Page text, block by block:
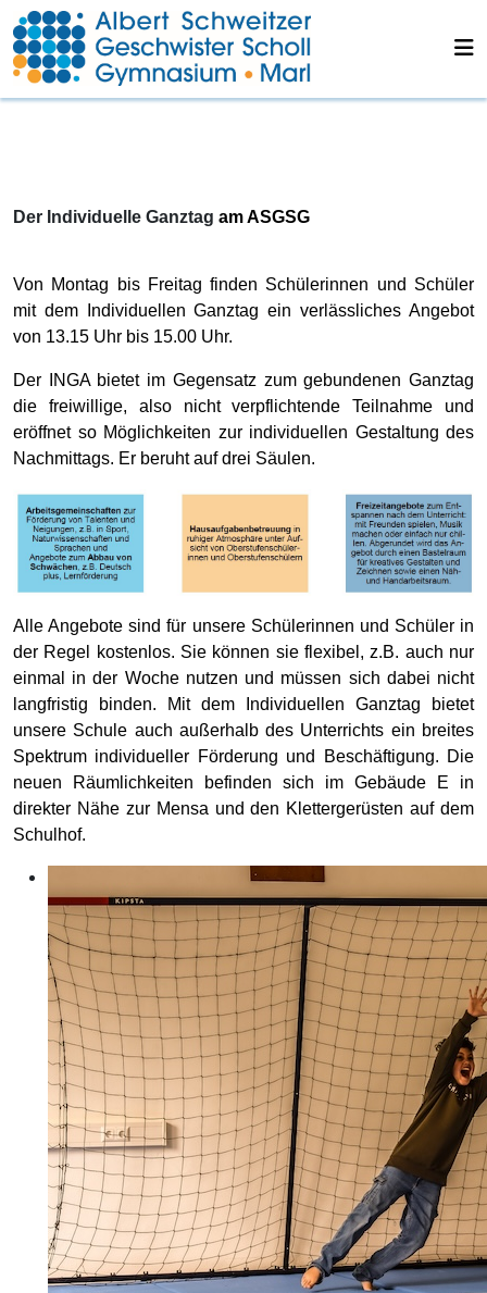
Der Individuelle Ganztag am ASGSG
Von Montag bis Freitag finden Schülerinnen und Schüler
mit dem Individuellen Ganztag ein verlässliches Angebot
von 13.15 Uhr bis 15.00 Uhr.
Der INGA bietet im Gegensatz zum gebundenen Ganztag
die freiwillige, also nicht verpflichtende Teilnahme und
eröffnet so Möglichkeiten zur individuellen Gestaltung des
Nachmittags. Er beruht auf drei Säulen.
Alle Angebote sind für unsere Schülerinnen und Schüler in
der Regel kostenlos. Sie können sie flexibel, z.B. auch nur
einmal in der Woche nutzen und müssen sich dabei nicht
langfristig binden. Mit dem Individuellen Ganztag bietet
unsere Schule auch außerhalb des Unterrichts ein breites
Spektrum individueller Förderung und Beschäftigung. Die
neuen Räumlichkeiten befinden sich im Gebäude E in
direkter Nähe zur Mensa und den Klettergerüsten auf dem
Schulhof.